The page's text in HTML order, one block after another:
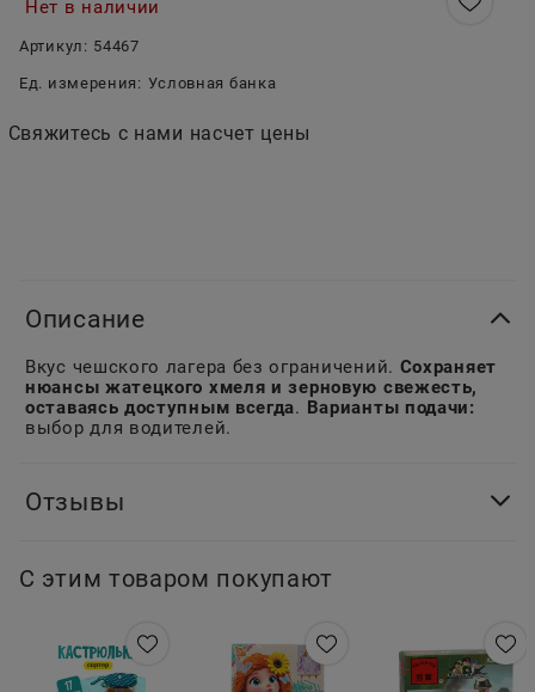
Нет в наличии
Артикул: 54467
Ед. измерения: Условная банка
Свяжитесь с нами насчет цены
Описание
Вкус чешского лагера без ограничений. Сохраняет
нюансы жатецкого хмеля и зерновую свежесть,
оставаясь доступным всегда. Варианты подачи:
выбор для водителей.
Отзывы
С этим товаром покупают